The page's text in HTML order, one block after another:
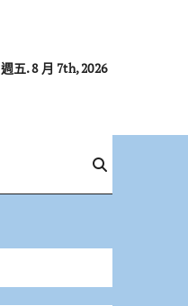
週五. 8 月 7th, 2026